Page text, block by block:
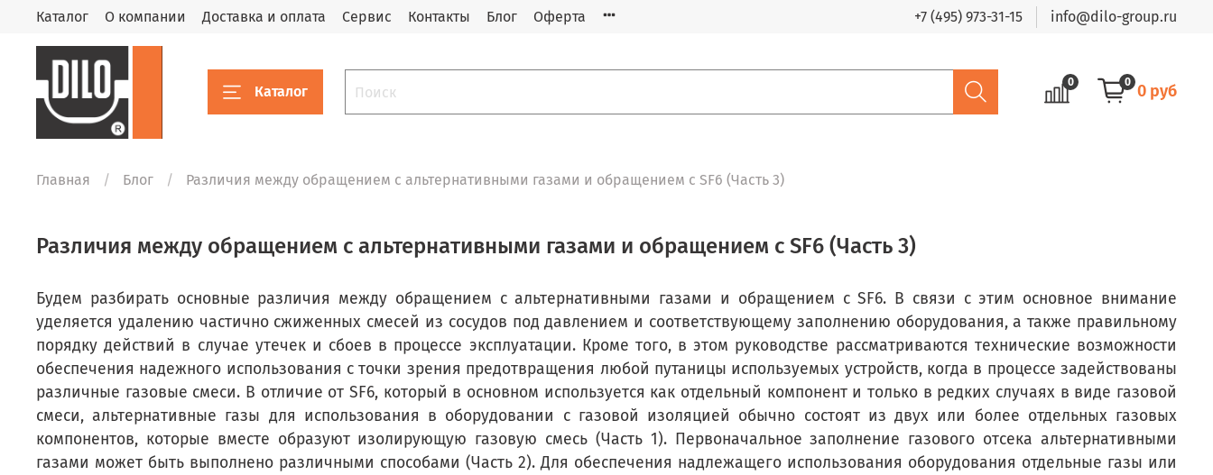
Каталог О компании Доставка и оплата Сервис Контакты Блог Оферта +7 (495) 973-31-15 info@dilo-group.ru
Каталог
0 0 0 руб
Главная Блог Различия между обращением с альтернативными газами и обращением с SF6 (Часть 3)
Различия между обращением с альтернативными газами и обращением с SF6 (Часть 3)
Будем разбирать основные различия между обращением с альтернативными газами и обращением с SF6. В связи с этим основное внимание
уделяется удалению частично сжиженных смесей из сосудов под давлением и соответствующему заполнению оборудования, а также правильному
порядку действий в случае утечек и сбоев в процессе эксплуатации. Кроме того, в этом руководстве рассматриваются технические возможности
обеспечения надежного использования с точки зрения предотвращения любой путаницы используемых устройств, когда в процессе задействованы
различные газовые смеси. В отличие от SF6, который в основном используется как отдельный компонент и только в редких случаях в виде газовой
смеси, альтернативные газы для использования в оборудовании с газовой изоляцией обычно состоят из двух или более отдельных газовых
компонентов, которые вместе образуют изолирующую газовую смесь (Часть 1). Первоначальное заполнение газового отсека альтернативными
газами может быть выполнено различными способами (Часть 2). Для обеспечения надлежащего использования оборудования отдельные газы или